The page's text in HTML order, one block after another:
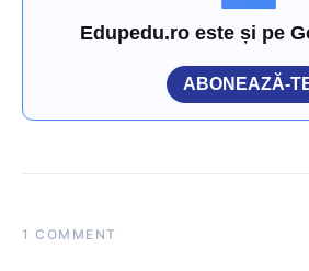
Edupedu.ro este și pe
ABONEAZĂ-
1 COMMENT